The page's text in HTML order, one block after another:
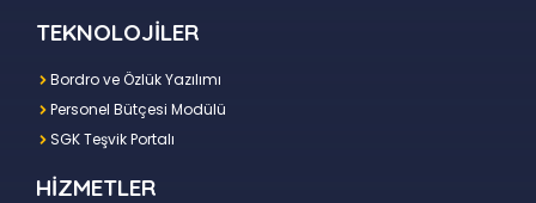
TEKNOLOJİLER
Bordro ve Özlük Yazılımı
Personel Bütçesi Modülü
SGK Teşvik Portalı
HİZMETLER